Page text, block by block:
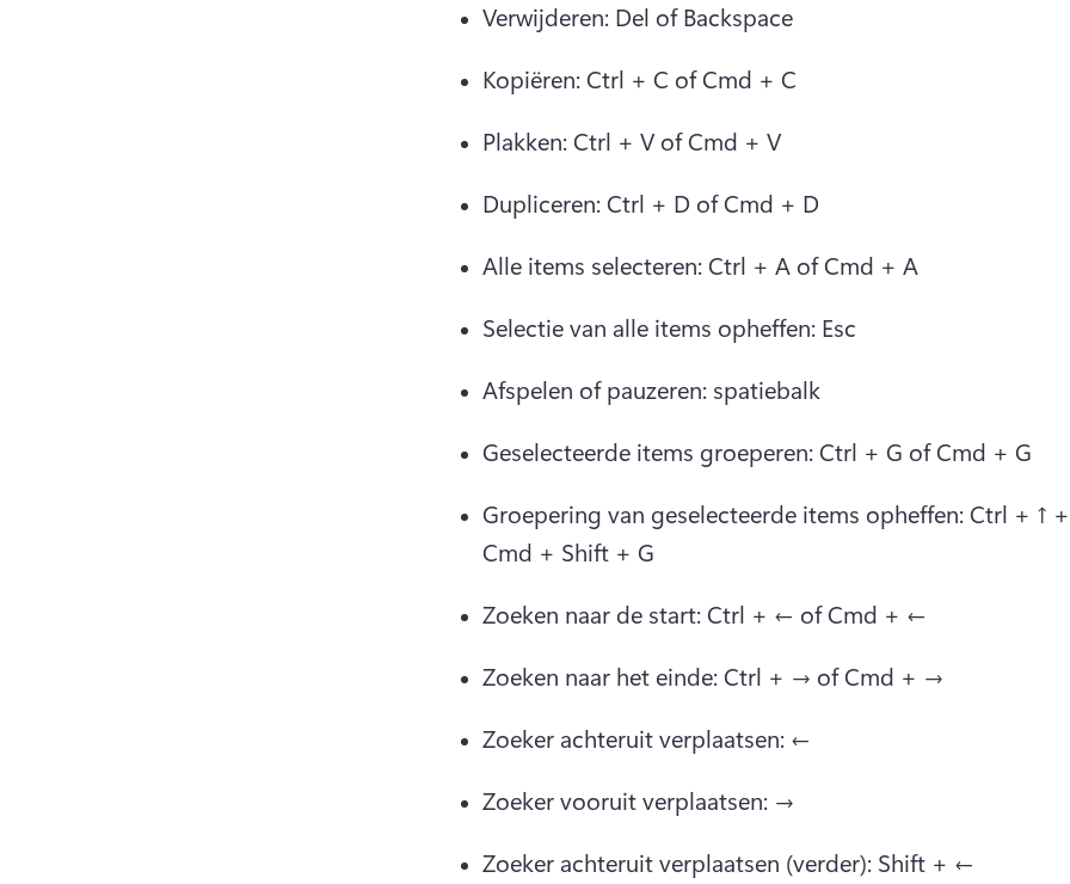
Verwijderen: Del of Backspace
Kopiëren: Ctrl + C of Cmd + C
Plakken: Ctrl + V of Cmd + V
Dupliceren: Ctrl + D of Cmd + D
Alle items selecteren: Ctrl + A of Cmd + A
Selectie van alle items opheffen: Esc
Afspelen of pauzeren: spatiebalk
Geselecteerde items groeperen: Ctrl + G of Cmd + G
Groepering van geselecteerde items opheffen: Ctrl + ↑
Cmd + Shift + G
Zoeken naar de start: Ctrl + ← of Cmd + ←
Zoeken naar het einde: Ctrl + → of Cmd + →
Zoeker achteruit verplaatsen: ←
Zoeker vooruit verplaatsen: →
Zoeker achteruit verplaatsen (verder): Shift + ←